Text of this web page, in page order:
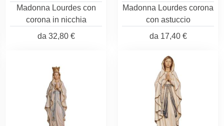
Madonna Lourdes con
corona in nicchia
da 32,80 €
Madonna Lourdes corona
con astuccio
da 17,40 €